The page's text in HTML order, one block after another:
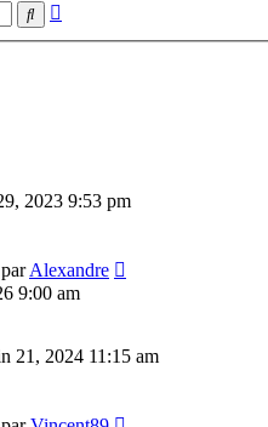
Rechercher
2023 9:53 pm
parAlexandre
9:00 am
21, 2024 11:15 am